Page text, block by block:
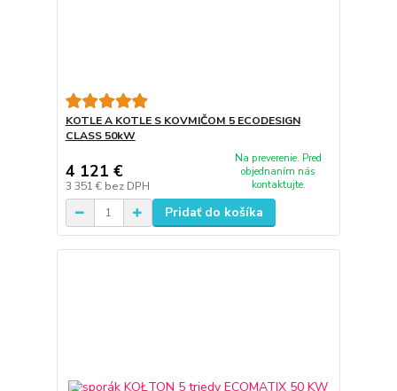
KOTLE A KOTLE S KOVMIČOM 5 ECODESIGN
CLASS 50kW
4 121 €
3 351 € bez DPH
Na preverenie. Pred
objednaním nás
kontaktujte.
Pridať do košíka